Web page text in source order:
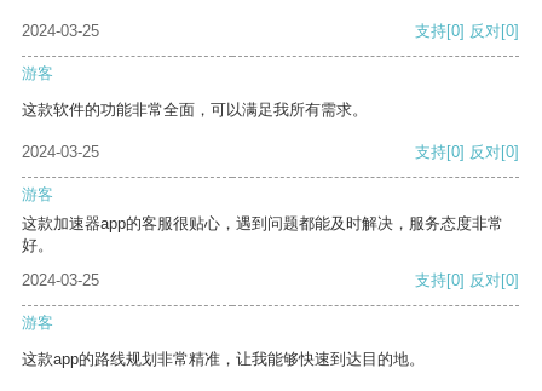
2024-03-25 支持[0] 反对[0]
游客
这款软件的功能非常全面，可以满足我所有需求。
2024-03-25 支持[0] 反对[0]
游客
这款加速器app的客服很贴心，遇到问题都能及时解决，服务态度非常
好。
2024-03-25
支持[0] 反对[0]
游客
这款app的路线规划非常精准，让我能够快速到达目的地。